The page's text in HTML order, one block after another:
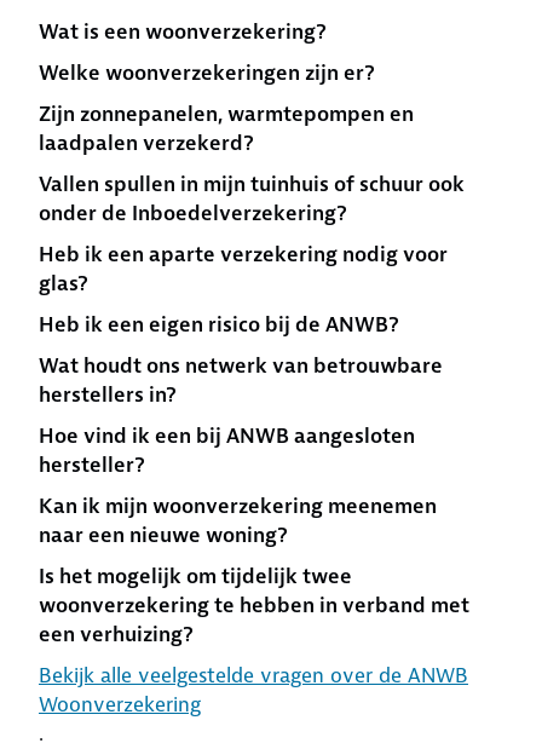
Wat is een woonverzekering?
Welke woonverzekeringen zijn er?
Zijn zonnepanelen, warmtepompen en
laadpalen verzekerd?
Vallen spullen in mijn tuinhuis of schuur ook
onder de Inboedelverzekering?
Heb ik een aparte verzekering nodig voor
glas?
Heb ik een eigen risico bij de ANWB?
Wat houdt ons netwerk van betrouwbare
herstellers in?
Hoe vind ik een bij ANWB aangesloten
hersteller?
Kan ik mijn woonverzekering meenemen
naar een nieuwe woning?
Is het mogelijk om tijdelijk twee
woonverzekering te hebben in verband met
een verhuizing?
Bekijk alle veelgestelde vragen over de ANWB
Woonverzekering
.